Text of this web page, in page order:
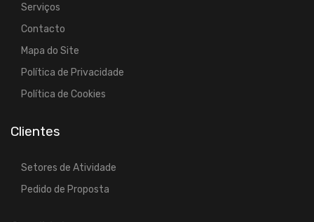
Serviços
Contacto
Mapa do Site
Política de Privacidade
Política de Cookies
Clientes
Setores de Atividade
Pedido de Proposta